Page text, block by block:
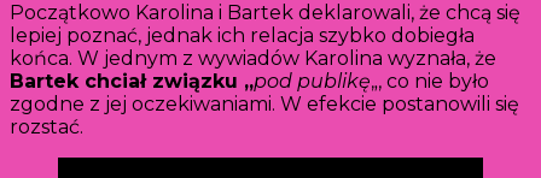
Początkowo Karolina i Bartek deklarowali, że chcą się
lepiej poznać, jednak ich relacja szybko dobiegła
końca. W jednym z wywiadów Karolina wyznała, że
Bartek chciał związku „pod publikę„, co nie było
zgodne z jej oczekiwaniami. W efekcie postanowili się
rozstać.